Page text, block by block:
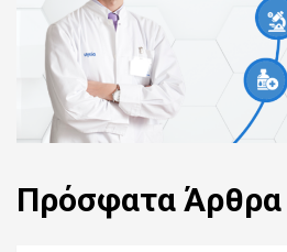
Πρόσφατα Άρθρα